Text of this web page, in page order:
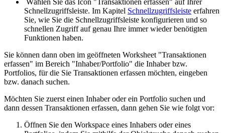
Schnellzugriffsleiste. Im Kapitel Schnellzugriffsleiste erfahren
Sie, wie Sie die Schnellzugriffsleiste konfigurieren und so
schnellen Zugriff auf genau Ihre immer wieder benötigten
Funktionen haben.
Sie können dann oben im geöffneten Worksheet "Transaktionen
erfassen" im Bereich "Inhaber/Portfolio" die Inhaber bzw.
Portfolios, für die Sie Transaktionen erfassen möchten, eingeben
bzw. danach suchen.
Möchten Sie zuerst einen Inhaber oder ein Portfolio suchen und
dann dessen Transaktionen erfassen, dann gehen Sie wie folgt vor:
Öffnen Sie den Workspace eines Inhabers oder eines